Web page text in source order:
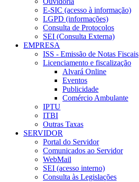
E-SIC (acesso à informação)
LGPD (informações)
Consulta de Protocolos
SEI (Consulta Externa)
EMPRESA
ISS - Emissão de Notas Fiscais
Licenciamento e fiscalização
Alvará Online
Eventos
Publicidade
Comércio Ambulante
IPTU
ITBI
Outras Taxas
SERVIDOR
Portal do Servidor
Comunicados ao Servidor
WebMail
SEI (acesso interno)
Consulta às Legislações